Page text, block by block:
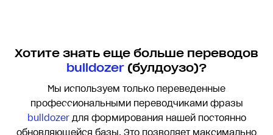
Хотите знать еще больше переводов
bulldozer(булдоузо)?
Мы используем только переведенные
профессиональными переводчиками фразы
bulldozerдля формирования нашей постоянно
обновляющейся базы. Это позволяет максимально